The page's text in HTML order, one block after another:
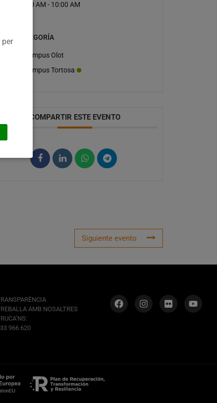
10:00 AM - 10:00 AM
CATEGORÍA
Campus Olot
Campus Tortosa
COMPARTIR ESTE EVENTO
Siguiente evento
AMB NOSALTRES
966 620